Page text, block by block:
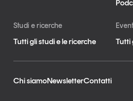
Studi e ricerche
Tutti gli studi e le ricerche Tutti
Chi siamoNewsletterContatti